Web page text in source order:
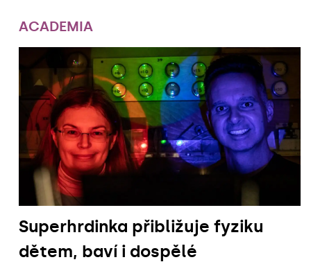
ACADEMIA
Superhrdinka přibližuje fyziku
dětem, baví i dospělé